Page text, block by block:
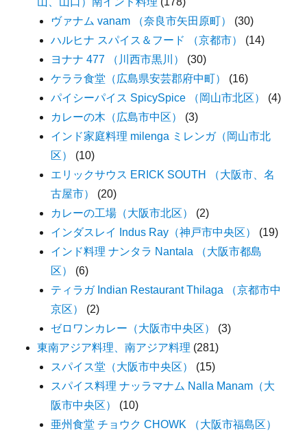
ヴァナム vanam （奈良市矢田原町）
(30)
ハルヒナ スパイス＆フード （京都市）
(14)
ヨナナ 477 （川西市黒川）
(30)
ケララ食堂（広島県安芸郡府中町）
(16)
パイシーパイス SpicySpice （岡山市北区）
(4)
カレーの木（広島市中区）
(3)
インド家庭料理 milenga ミレンガ（岡山市北
区）
(10)
エリックサウス ERICK SOUTH （大阪市、名
古屋市）
(20)
カレーの工場（大阪市北区）
(2)
インダスレイ Indus Ray（神戸市中央区）
(19)
インド料理 ナンタラ Nantala （大阪市都島
区）
(6)
ティラガ Indian Restaurant Thilaga （京都市中
京区）
(2)
ゼロワンカレー（大阪市中央区）
(3)
東南アジア料理、南アジア料理 (281)
スパイス堂（大阪市中央区）
(15)
スパイス料理 ナッラマナム Nalla Manam（大
阪市中央区）
(10)
亜州食堂 チョウク CHOWK （大阪市福島区）